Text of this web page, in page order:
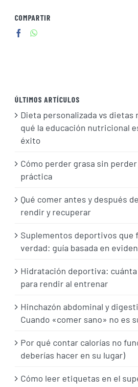
COMPARTIR
ÚLTIMOS ARTÍCULOS
Dieta personalizada vs dietas
qué la educación nutricional
éxito
Cómo perder grasa sin
práctica
Qué comer antes y después
rendir y recuperar
Suplementos deportivos que
verdad: guía basada en
Hidratación deportiva:
para rendir al entrenar
Hinchazón abdominal y
Cuando «comer sano» no es
Por qué contar calorías no
deberías hacer en su lugar)
Cómo leer etiquetas en el